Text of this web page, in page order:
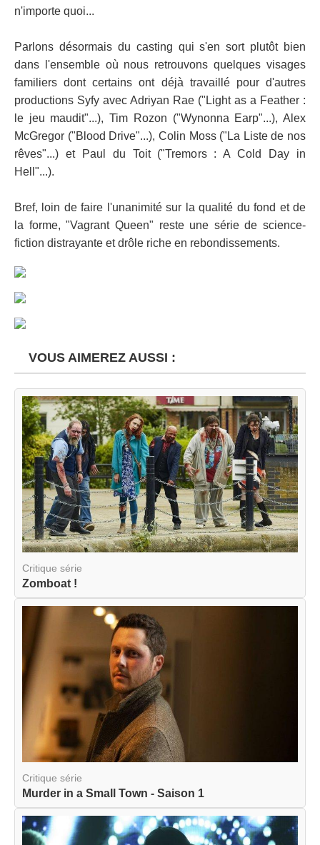
n'importe quoi...
Parlons désormais du casting qui s'en sort plutôt bien
dans l'ensemble où nous retrouvons quelques visages
familiers dont certains ont déjà travaillé pour d'autres
productions Syfy avec Adriyan Rae ("Light as a Feather :
le jeu maudit"...), Tim Rozon ("Wynonna Earp"...), Alex
McGregor ("Blood Drive"...), Colin Moss ("La Liste de nos
rêves"...) et Paul du Toit ("Tremors : A Cold Day in
Hell"...).
Bref, loin de faire l'unanimité sur la qualité du fond et de
la forme, "Vagrant Queen" reste une série de science-
fiction distrayante et drôle riche en rebondissements.
VOUS AIMEREZ AUSSI :
Critique série
Zomboat !
Critique série
Murder in a Small Town - Saison 1